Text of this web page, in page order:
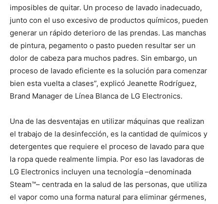
imposibles de quitar. Un proceso de lavado inadecuado,
junto con el uso excesivo de productos químicos, pueden
generar un rápido deterioro de las prendas. Las manchas
de pintura, pegamento o pasto pueden resultar ser un
dolor de cabeza para muchos padres. Sin embargo, un
proceso de lavado eficiente es la solución para comenzar
bien esta vuelta a clases”, explicó Jeanette Rodríguez,
Brand Manager de Línea Blanca de LG Electronics.
Una de las desventajas en utilizar máquinas que realizan
el trabajo de la desinfección, es la cantidad de químicos y
detergentes que requiere el proceso de lavado para que
la ropa quede realmente limpia. Por eso las lavadoras de
LG Electronics incluyen una tecnología –denominada
Steam™– centrada en la salud de las personas, que utiliza
el vapor como una forma natural para eliminar gérmenes,